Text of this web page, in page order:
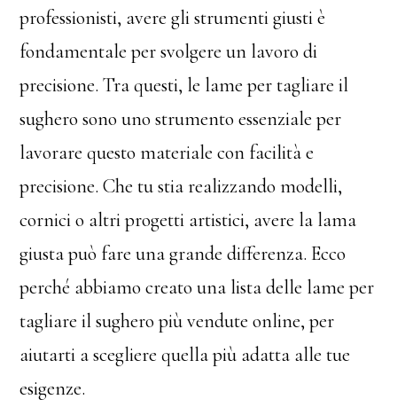
professionisti, avere gli strumenti giusti è
fondamentale per svolgere un lavoro di
precisione. Tra questi, le lame per tagliare il
sughero sono uno strumento essenziale per
lavorare questo materiale con facilità e
precisione. Che tu stia realizzando modelli,
cornici o altri progetti artistici, avere la lama
giusta può fare una grande differenza. Ecco
perché abbiamo creato una lista delle lame per
tagliare il sughero più vendute online, per
aiutarti a scegliere quella più adatta alle tue
esigenze.